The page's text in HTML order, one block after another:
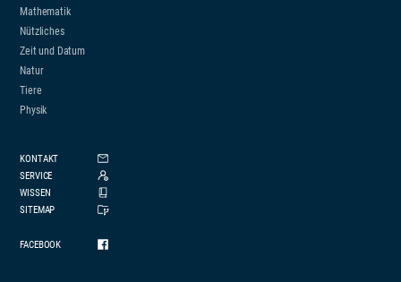
Mathematik
Nützliches
Zeit und Datum
Natur
Tiere
Physik
KONTAKT
SERVICE
WISSEN
SITEMAP
FACEBOOK